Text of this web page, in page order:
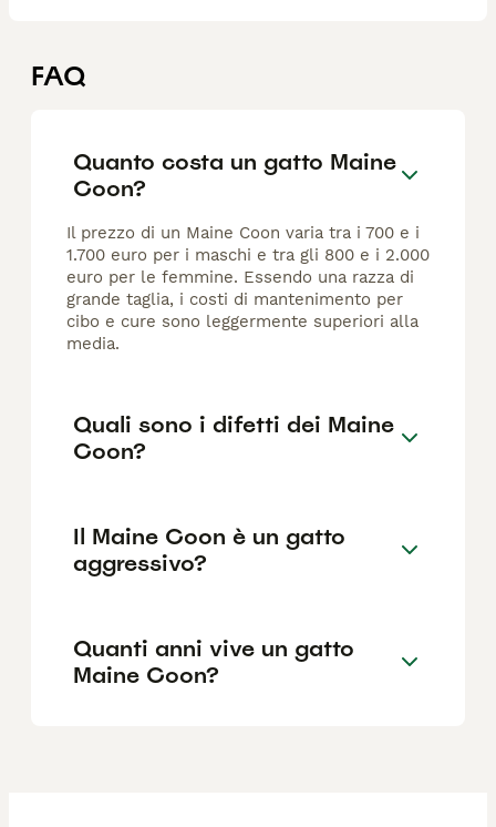
FAQ
Quanto costa un gatto Maine
Coon?
Il prezzo di un Maine Coon varia tra i 700 e i
1.700 euro per i maschi e tra gli 800 e i 2.000
euro per le femmine. Essendo una razza di
grande taglia, i costi di mantenimento per
cibo e cure sono leggermente superiori alla
media.
Quali sono i difetti dei Maine
Coon?
Il Maine Coon è un gatto
aggressivo?
Quanti anni vive un gatto
Maine Coon?